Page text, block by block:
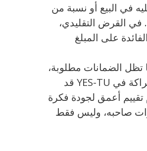
في البيع أو نسبة من
في القرض التقليدي،
على المبلغ
تظل الضمانات مطلوبة،
فإن طبيعة الشراكة في YES-TU قد
تقييم أعمق لجودة فكرة
صاحبه، وليس فقط